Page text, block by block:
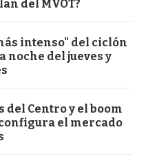
del MVOT?
intenso" del ciclón
noche del jueves y
del Centro y el boom
el mercado